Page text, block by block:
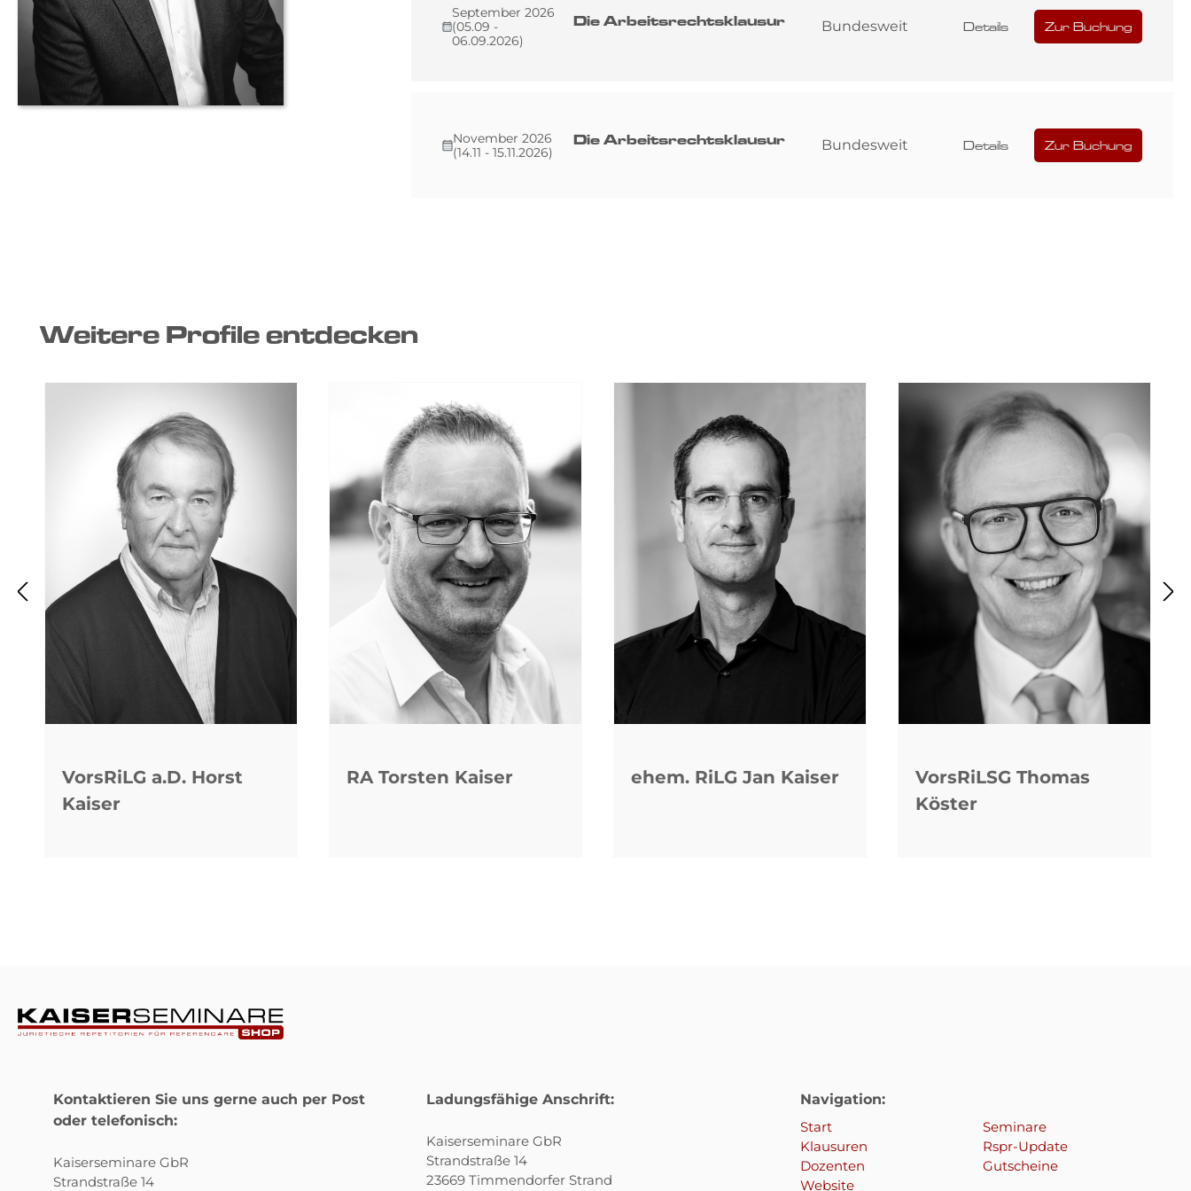
September 2026
(05.09 -
06.09.2026)
Die Arbeitsrechtsklausur Bundesweit Details Zur Buchung
November 2026
(14.11 - 15.11.2026)
Die Arbeitsrechtsklausur Bundesweit Details Zur Buchung
Weitere Profile entdecken
VorsRiLG a.D. Horst
Kaiser
RA Torsten Kaiser ehem. RiLG Jan Kaiser
VorsRiLSG Thomas
Köster
Kontaktieren Sie uns gerne auch per Post
oder telefonisch:
Kaiserseminare GbR
Strandstraße 14
Ladungsfähige Anschrift:
Kaiserseminare GbR
Strandstraße 14
23669 Timmendorfer Strand
Navigation:
Start
Seminare
Klausuren
Rspr-Update
Dozenten
Gutscheine
Website